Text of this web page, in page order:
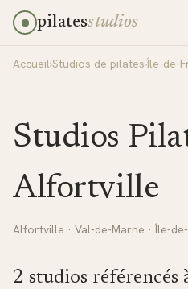
pilatesstudios
Accueil›Studios de pilates›Île-de-
Studios
Alfortville
Alfortville · Val-de-Marne · Île-
2 studios référencés